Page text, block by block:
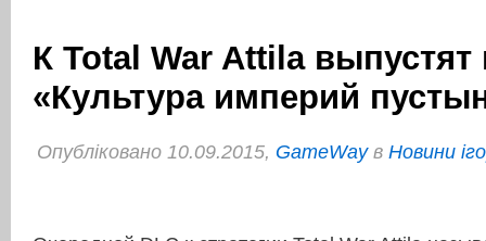
К Total War Attila выпустят
«Культура империй
Опубліковано 10.09.2015, GameWayв Новини